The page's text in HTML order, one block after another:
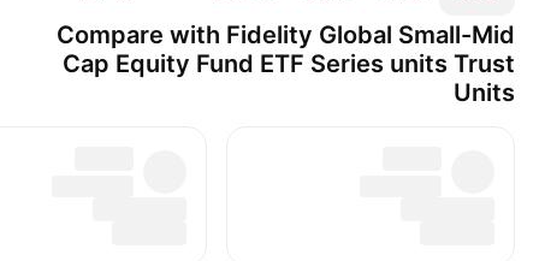
Compare with Fidelity Global Small-Mid
Cap Equity Fund ETF Series units Trust
Units